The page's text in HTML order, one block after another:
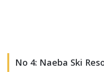
No 4: Naeba Ski